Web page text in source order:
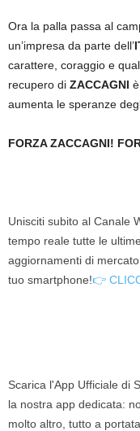
Ora la palla passa al
un’impresa da parte dell’
carattere, coraggio e
recupero di ZACCAGNI
aumenta le speranze
FORZA ZACCAGNI!
Unisciti subito al Canale
tempo reale tutte le
aggiornamenti di
tuo smartphone!👉
Scarica l'App Ufficiale di
la nostra app dedicata:
molto altro, tutto a